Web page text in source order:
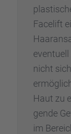
Facelift
nicht
Haut zu
gende
im